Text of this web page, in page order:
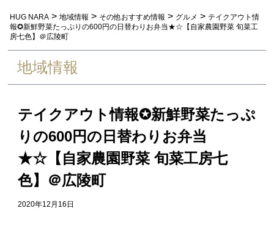
HUG NARA > 地域情報 > その他おすすめ情報 > グルメ > テイクアウト情
報✪新鮮野菜たっぷりの600円の日替わりお弁当★☆【自家農園野菜 旬菜工
房七色】＠広陵町
地域情報
テイクアウト情報✪新鮮野菜たっぷ
りの600円の日替わりお弁当
★☆【自家農園野菜 旬菜工房七
色】＠広陵町
2020年12月16日